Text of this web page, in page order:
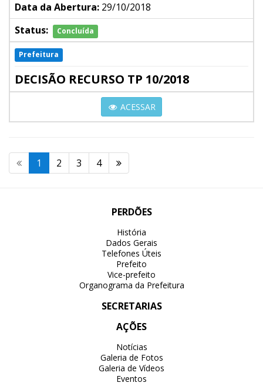
Data da Abertura: 29/10/2018
Status:
Concluída
Prefeitura
DECISÃO RECURSO TP 10/2018
ACESSAR
1 2 3 4
PERDÕES
História
Dados Gerais
Telefones Úteis
Prefeito
Vice-prefeito
Organograma da Prefeitura
SECRETARIAS
AÇÕES
Notícias
Galeria de Fotos
Galeria de Vídeos
Eventos